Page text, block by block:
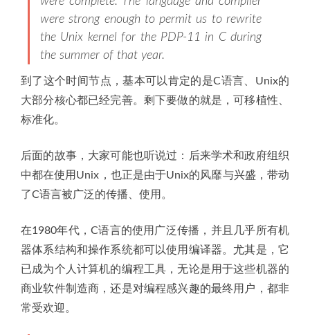
were strong enough to permit us to rewrite
the Unix kernel for the PDP-11 in C during
the summer of that year.
到了这个时间节点，基本可以肯定的是C语言、Unix的
大部分核心都已经完善。剩下要做的就是，可移植性、
标准化。
后面的故事，大家可能也听说过：后来学术和政府组织
中都在使用Unix，也正是由于Unix的风靡与兴盛，带动
了C语言被广泛的传播、使用。
在1980年代，C语言的使用广泛传播，并且几乎所有机
器体系结构和操作系统都可以使用编译器。尤其是，它
已成为个人计算机的编程工具，无论是用于这些机器的
商业软件制造商，还是对编程感兴趣的最终用户，都非
常受欢迎。